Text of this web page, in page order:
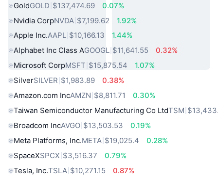
GoldGOLD $137,474.69
0.07%
Nvidia CorpNVDA $7,199.62
1.92%
Apple Inc.AAPL $10,166.13
1.44%
Alphabet Inc Class AGOOGL $11,641.55
0.32%
Microsoft CorpMSFT $15,875.54
1.07%
SilverSILVER $1,983.89
0.38%
Amazon.com IncAMZN $8,811.71
0.30%
Taiwan Semiconductor Manufacturing Co LtdTSM
Broadcom IncAVGO $13,503.53
0.19%
Meta Platforms, Inc.META $19,025.4
0.28%
SpaceXSPCX $3,516.37
0.79%
Tesla, Inc.TSLA $10,271.15
0.87%